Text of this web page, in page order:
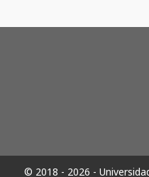
© 2018 - 2026 -